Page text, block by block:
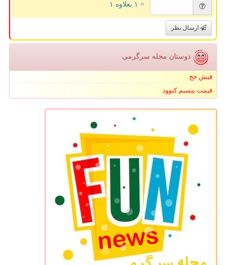
= ۱ بعلاوه ۱
ارسال نظر
دوستان مجله سرگرمی
فیش حج
قیمت بیسیم کنوود